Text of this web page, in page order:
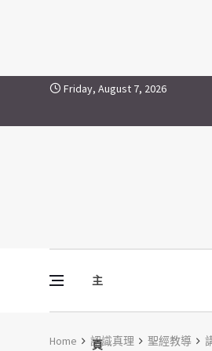
Skip to contentFriday, August 7, 2026
主
頁
Vine Media
葡萄樹傳媒
Home 認識真理 聖經教導